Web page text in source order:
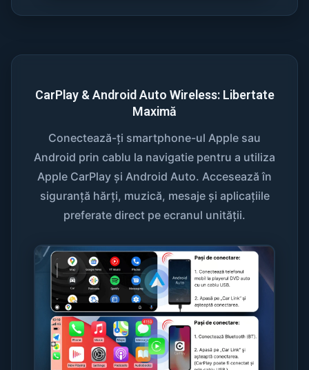
CarPlay & Android Auto Wireless: Libertate
Maximă
Conectează-ți smartphone-ul Apple sau
Android prin cablu la navigatie pentru a utiliza
Apple CarPlay și Android Auto. Accesează în
siguranță hărți, muzică, mesaje și aplicațiile
preferate direct pe ecranul unității.